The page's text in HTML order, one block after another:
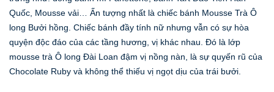
Quốc, Mousse vải… Ấn tượng nhất là chiếc bánh Mousse Trà Ô
long Bưởi hồng. Chiếc bánh đầy tính nữ nhưng vẫn có sự hòa
quyện độc đáo của các tầng hương, vị khác nhau. Đó là lớp
mousse trà Ô long Đài Loan đậm vị nồng nàn, là sự quyến rũ của
Chocolate Ruby và không thể thiếu vị ngọt dịu của trái bưởi.